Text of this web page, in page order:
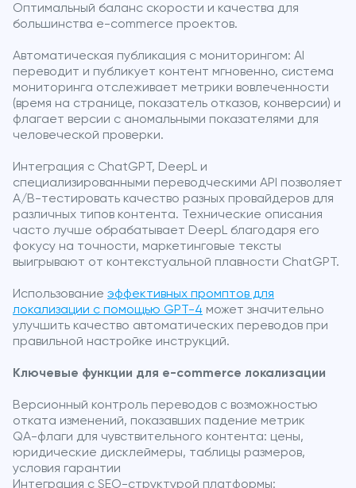
Оптимальный баланс скорости и качества для
большинства e-commerce проектов.
Автоматическая публикация с мониторингом: AI
переводит и публикует контент мгновенно, система
мониторинга отслеживает метрики вовлеченности
(время на странице, показатель отказов, конверсии) и
флагает версии с аномальными показателями для
человеческой проверки.
Интеграция с ChatGPT, DeepL и
специализированными переводческими API позволяет
A/B-тестировать качество разных провайдеров для
различных типов контента. Технические описания
часто лучше обрабатывает DeepL благодаря его
фокусу на точности, маркетинговые тексты
выигрывают от контекстуальной плавности ChatGPT.
Использование эффективных промптов для
локализации с помощью GPT-4 может значительно
улучшить качество автоматических переводов при
правильной настройке инструкций.
Ключевые функции для e-commerce локализации
Версионный контроль переводов с возможностью
отката изменений, показавших падение метрик
QA-флаги для чувствительного контента: цены,
юридические дисклеймеры, таблицы размеров,
условия гарантии
Интеграция с SEO-структурой платформы: